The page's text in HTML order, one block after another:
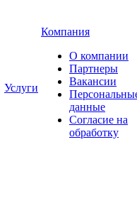
Услуги
Компания
О компании
Партнеры
Вакансии
данные
Согласие на
обработку